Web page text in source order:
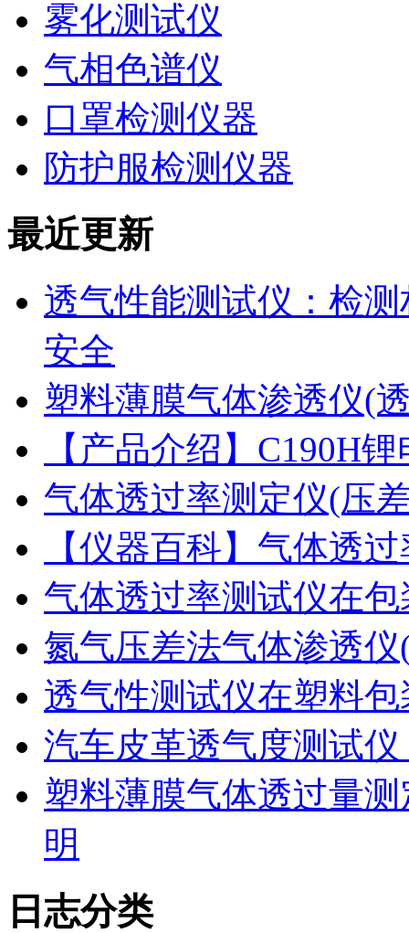
雾化测试仪
气相色谱仪
口罩检测仪器
防护服检测仪器
最近更新
透气性能测试仪：检
安全
塑料薄膜气体渗透仪(
【产品介绍】C190H
气体透过率测定仪(压
【仪器百科】气体透
气体透过率测试仪在
氮气压差法气体渗透
透气性测试仪在塑料
汽车皮革透气度测试
塑料薄膜气体透过量
明
日志分类